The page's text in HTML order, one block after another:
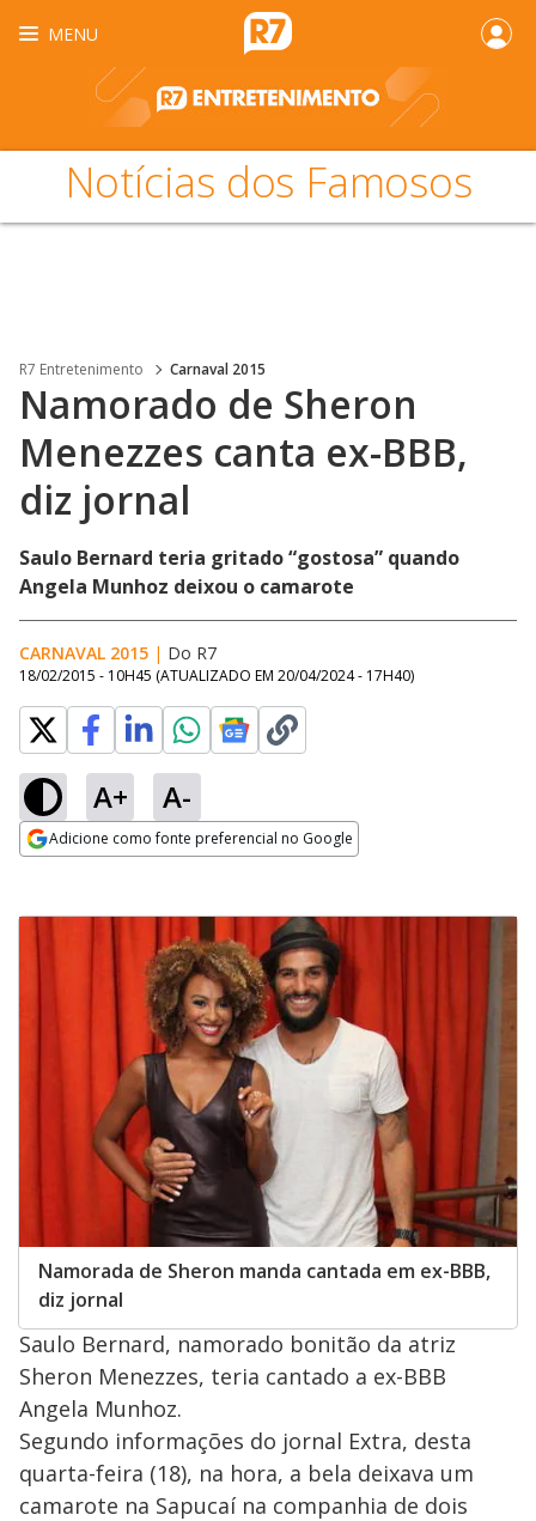
MENU
Notícias dos Famosos
R7 Entretenimento Carnaval 2015
Namorado de Sheron
Menezzes canta ex-BBB,
diz jornal
Saulo Bernard teria gritado “gostosa” quando
Angela Munhoz deixou o camarote
CARNAVAL 2015 | Do R7
18/02/2015 - 10H45 (ATUALIZADO EM 20/04/2024 - 17H40)
A+ A-
Adicione como fonte preferencial no Google
Namorada de Sheron manda cantada em ex-BBB,
diz jornal
Saulo Bernard, namorado bonitão da atriz
Sheron Menezzes, teria cantado a ex-BBB
Angela Munhoz.
Segundo informações do jornal Extra, desta
quarta-feira (18), na hora, a bela deixava um
camarote na Sapucaí na companhia de dois